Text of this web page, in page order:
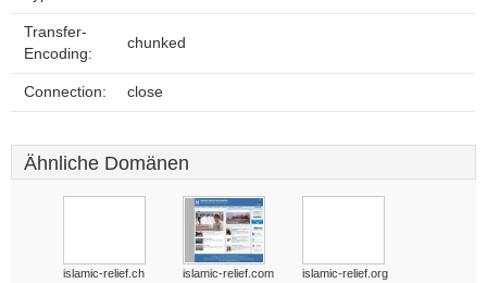
Transfer-
Encoding:
chunked
Connection: close
Ähnliche Domänen
islamic-relief.ch islamic-relief.com islamic-relief.org